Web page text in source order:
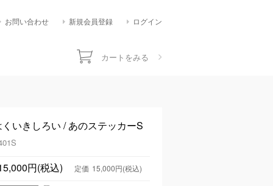
お問い合わせ 新規会員登録 ログイン
カートをみる
いきしろい / あのステッカーS
円(税込) 定価 15,000円(税込)